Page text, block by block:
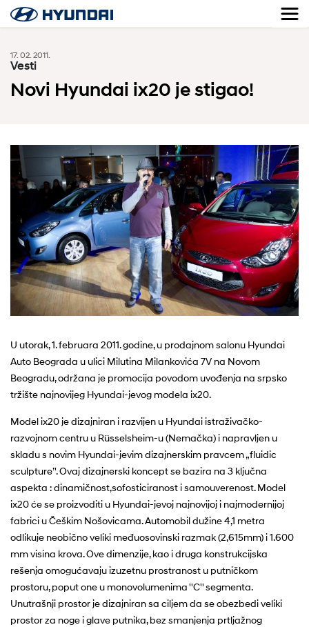
17. 02. 2011.
Vesti
Novi Hyundai ix20 je stigao!
U utorak, 1. februara 2011. godine, u prodajnom salonu Hyundai
Auto Beograda u ulici Milutina Milankovića 7V na Novom
Beogradu, održana je promocija povodom uvođenja na srpsko
tržište najnovijeg Hyundai-jevog modela ix20.
Model ix20 je dizajniran i razvijen u Hyundai istraživačko-
razvojnom centru u Rüsselsheim-u (Nemačka) i napravljen u
skladu s novim Hyundai-jevim dizajnerskim pravcem „fluidic
sculpture’'. Ovaj dizajnerski koncept se bazira na 3 ključna
aspekta : dinamičnost,sofosticiranost i samouverenost. Model
ix20 će se proizvoditi u Hyundai-jevoj najnovijoj i najmodernijoj
fabrici u Češkim Nošovicama. Automobil dužine 4,1 metra
odlikuje neobično veliki međuosovinski razmak (2,615mm) i 1.600
mm visina krova. Ove dimenzije, kao i druga konstrukcijska
rešenja omogućavaju izuzetnu prostranost u putničkom
prostoru, poput one u monovolumenima ''C'' segmenta.
Unutrašnji prostor je dizajniran sa ciljem da se obezbedi veliki
prostor za noge i glave putnika, bez smanjenja prtljažnog